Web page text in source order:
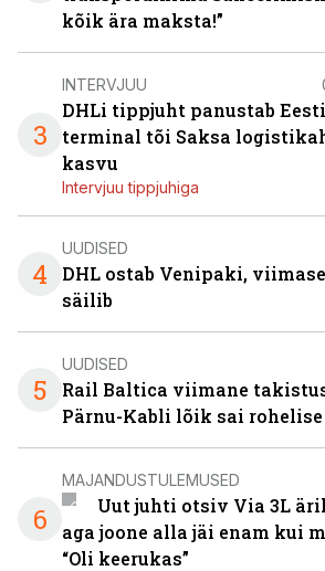
kõik ära maksta!”
3
INTERVJUU
DHLi tippjuht panustab
terminal tõi Saksa
kasvu
Intervjuu tippjuhiga
4
UUDISED
DHL ostab Venipaki,
säilib
5
UUDISED
Rail Baltica viimane
Pärnu-Kabli lõik sai
6
MAJANDUSTULEMUSED
Uut juhti otsiv Via 3L
aga joone alla jäi enam kui
“Oli keerukas”